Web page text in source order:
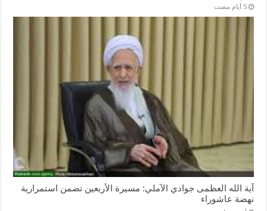
‏5 أيام مضت
آية الله العظمى جوادي الآملي: مسيرة الأربعين تضمن استمرارية
نهضة عاشوراء